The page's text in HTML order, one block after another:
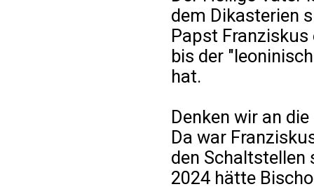
dem Dikasterien
Papst Franziskus
bis der
hat.
Denken wir an
Da war
den Schaltstellen
2024 hätte